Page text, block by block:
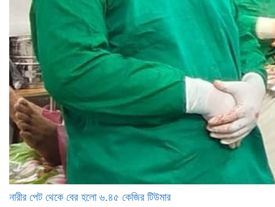
নারীর পেট থেকে বের হলো ৬.৪৫ কেজির টিউমার